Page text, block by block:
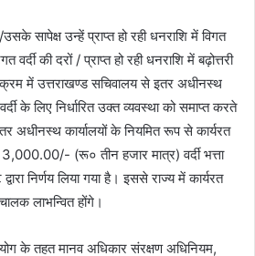
उसके सापेक्ष उन्हें प्राप्त हो रही धनराशि में विगत
वर्दी की दरों / प्राप्त हो रही धनराशि में बढ़ोत्तरी
में उत्तराखण्ड सचिवालय से इतर अधीनस्थ
के लिए निर्धारित उक्त व्यवस्था को समाप्त करते
अधीनस्थ कार्यालयों के नियमित रूप से कार्यरत
3,000.00/- (रू० तीन हजार मात्र) वर्दी भत्ता
निर्णय लिया गया है। इससे राज्य में कार्यरत
लाभन्वित होंगे।
के तहत मानव अधिकार संरक्षण अधिनियम,